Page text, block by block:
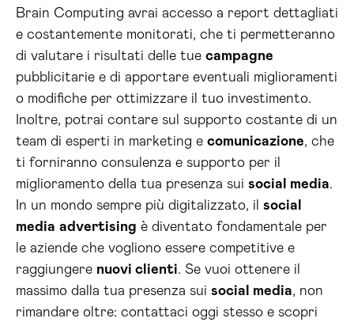
Brain Computing avrai accesso a report dettagliati
e costantemente monitorati, che ti permetteranno
di valutare i risultati delle tue campagne
pubblicitarie e di apportare eventuali miglioramenti
o modifiche per ottimizzare il tuo investimento.
Inoltre, potrai contare sul supporto costante di un
team di esperti in marketing e comunicazione, che
ti forniranno consulenza e supporto per il
miglioramento della tua presenza sui social media.
In un mondo sempre più digitalizzato, il social
media advertising è diventato fondamentale per
le aziende che vogliono essere competitive e
raggiungere nuovi clienti. Se vuoi ottenere il
massimo dalla tua presenza sui social media, non
rimandare oltre: contattaci oggi stesso e scopri